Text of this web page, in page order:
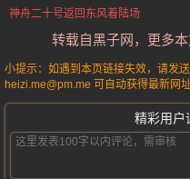
神舟二十号返回东风着陆场
转载自黑子网，更多
小提示：如遇到本页链接失效，请发
heizi.me@pm.me 可自动获得最新网
精彩用户